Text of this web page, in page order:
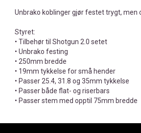
Unbrako koblinger gjør festet trygt, men
Styret:
• Tilbehør til Shotgun 2.0 setet
• Unbrako festing
• 250mm bredde
• 19mm tykkelse for små hender
• Passer 25.4, 31.8 og 35mm tykkelse
• Passer både flat- og riserbars
• Passer stem med opptil 75mm bredde